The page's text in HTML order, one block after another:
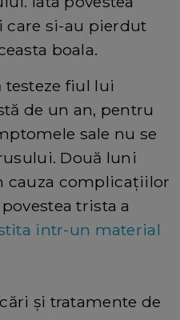
care si-au pierdut
boala.
testeze fiul lui
de un an, pentru
sale nu se
Două luni
cauza complicațiilor
trista a
intr-un material
și tratamente de